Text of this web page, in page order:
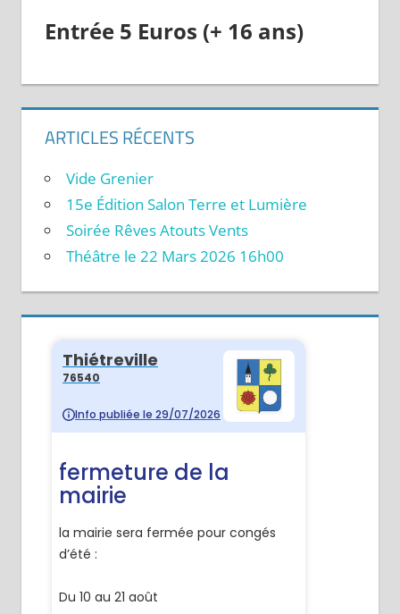
Entrée 5 Euros (+ 16 ans)
ARTICLES RÉCENTS
Vide Grenier
15e Édition Salon Terre et Lumière
Soirée Rêves Atouts Vents
Théâtre le 22 Mars 2026 16h00